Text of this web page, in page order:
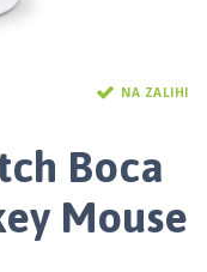
NA ZALIHI
Boca
Mouse